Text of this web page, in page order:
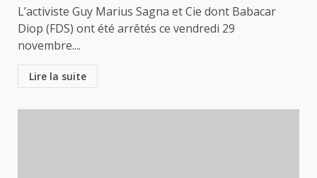
L’activiste Guy Marius Sagna et Cie dont Babacar
Diop (FDS) ont été arrêtés ce vendredi 29
novembre....
Lire la suite